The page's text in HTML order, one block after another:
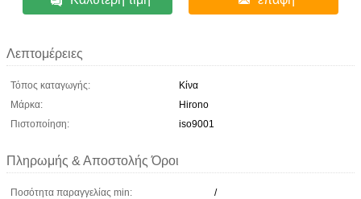
Λεπτομέρειες
Τόπος καταγωγής:
Κίνα
Μάρκα:
Hirono
Πιστοποίηση:
iso9001
Πληρωμής & Αποστολής Όροι
Ποσότητα παραγγελίας min: /